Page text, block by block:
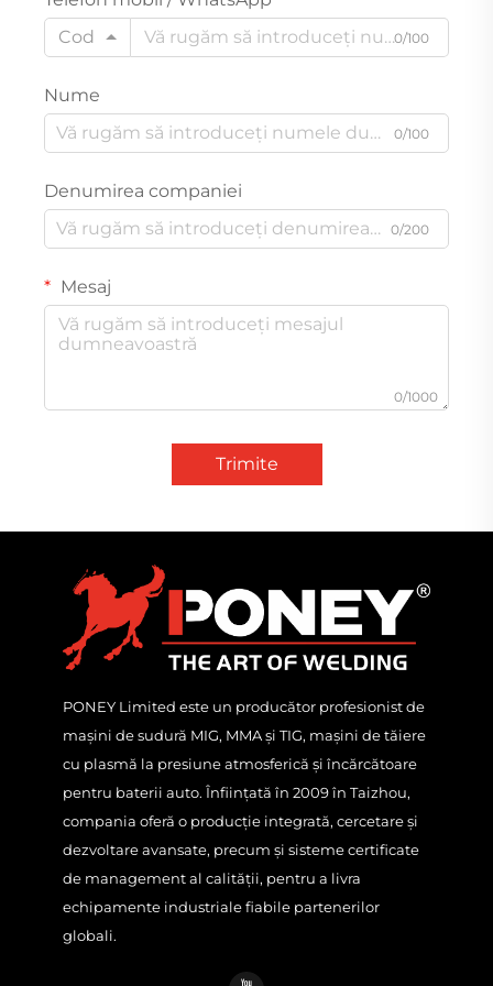
Cod
0/100
Nume
0/100
Denumirea companiei
0/200
Mesaj
0/1000
Trimite
PONEY Limited este un producător profesionist de
mașini de sudură MIG, MMA și TIG, mașini de tăiere
cu plasmă la presiune atmosferică și încărcătoare
pentru baterii auto. Înființată în 2009 în Taizhou,
compania oferă o producție integrată, cercetare și
dezvoltare avansate, precum și sisteme certificate
de management al calității, pentru a livra
echipamente industriale fiabile partenerilor
globali.